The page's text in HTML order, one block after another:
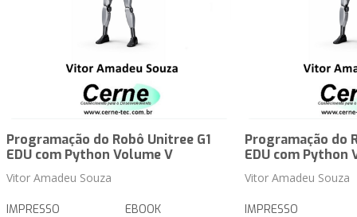
Programação do Robô Unitree G1
EDU com Python Volume V
Vitor Amadeu Souza
IMPRESSO EBOOK
Programação do
EDU com Python
Vitor Amadeu Souza
IMPRESSO